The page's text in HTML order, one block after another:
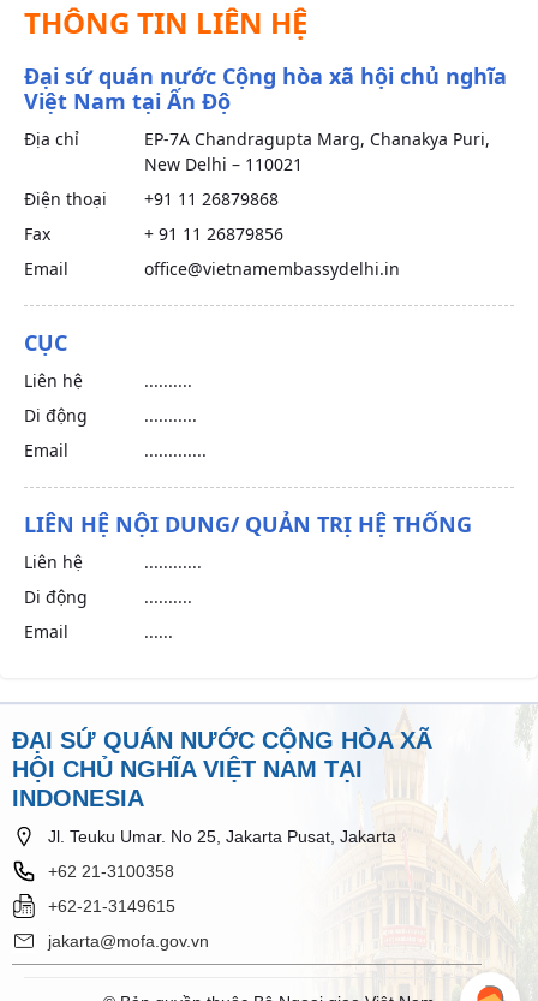
THÔNG TIN LIÊN HỆ
Đại sứ quán nước Cộng hòa xã hội chủ nghĩa
Việt Nam tại Ấn Độ
Địa chỉ
EP-7A Chandragupta Marg, Chanakya Puri,
New Delhi – 110021
Điện thoại
+91 11 26879868
Fax
+ 91 11 26879856
Email
office@vietnamembassydelhi.in
CỤC
Liên hệ
..........
Di động
...........
Email
.............
LIÊN HỆ NỘI DUNG/ QUẢN TRỊ HỆ THỐNG
Liên hệ
............
Di động
..........
Email
......
ĐẠI SỨ QUÁN NƯỚC CỘNG HÒA XÃ
HỘI CHỦ NGHĨA VIỆT NAM TẠI
INDONESIA
Jl. Teuku Umar. No 25, Jakarta Pusat, Jakarta
+62 21-3100358
+62-21-3149615
jakarta@mofa.gov.vn